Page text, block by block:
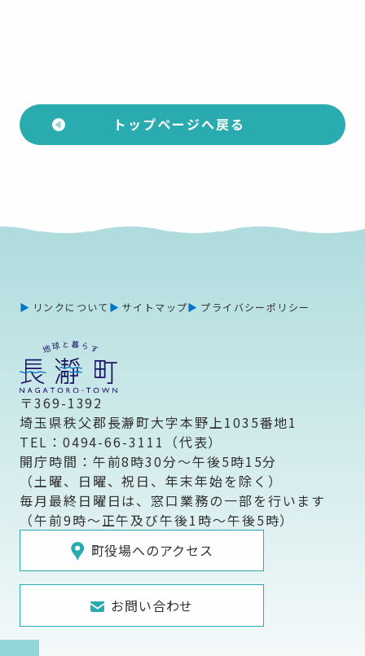
トップページへ戻る
リンクについて サイトマップ プライバシーポリシー
〒369-1392
埼玉県秩父郡長瀞町大字本野上1035番地1
TEL：0494-66-3111（代表）
開庁時間：午前8時30分～午後5時15分
（土曜、日曜、祝日、年末年始を除く）
毎月最終日曜日は、窓口業務の一部を行います
（午前9時～正午及び午後1時～午後5時）
町役場へのアクセス
お問い合わせ